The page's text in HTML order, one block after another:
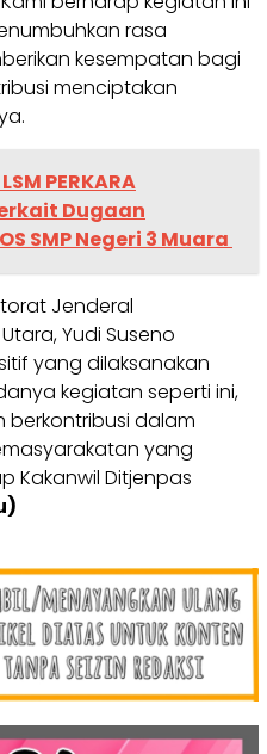
rasa
kesempatan bagi
menciptakan
PERKARA
Dugaan
SMP Negeri 3 Muara
Jenderal
Yudi Suseno
yang dilaksanakan
kegiatan seperti ini,
berkontribusi dalam
yang
Kakanwil Ditjenpas